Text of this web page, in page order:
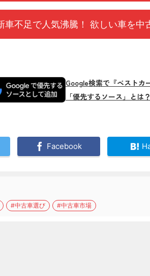
車不足で人気沸騰！ 欲しい車を
Google検索で『ベストカ
「優先するソース」とは？
Facebook
#中古車選び #中古車市場